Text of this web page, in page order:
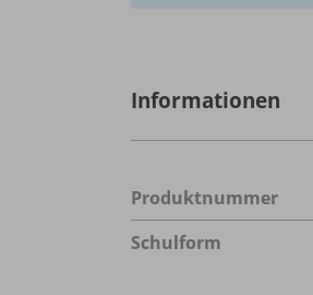
Informationen
Produktnummer
Schulform